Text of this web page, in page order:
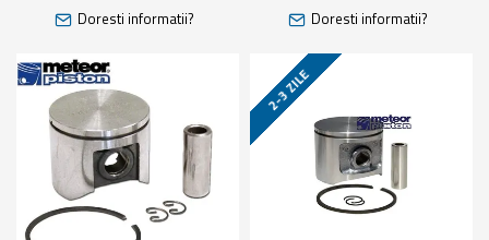
Doresti informatii?
Doresti informatii?
2-3 ZILE